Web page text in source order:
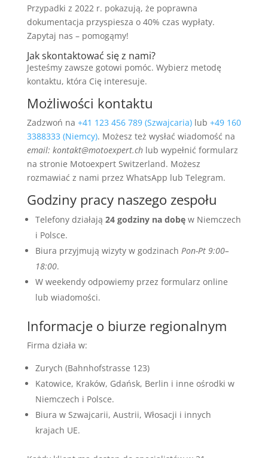
Przypadki z 2022 r. pokazują, że poprawna
dokumentacja przyspiesza o 40% czas wypłaty.
Zapytaj nas – pomogąmy!
Jak skontaktować się z nami?
Jesteśmy zawsze gotowi pomóc. Wybierz metodę
kontaktu, która Cię interesuje.
Możliwości kontaktu
Zadzwoń na +41 123 456 789 (Szwajcaria)lub +49 160
3388333 (Niemcy). Możesz też wysłać wiadomość na
email: kontakt@motoexpert.chlub wypełnić formularz
na stronie Motoexpert Switzerland. Możesz
rozmawiać z nami przez WhatsApp lub Telegram.
Godziny pracy naszego zespołu
Telefony działają 24 godziny na dobęw Niemczech
i Polsce.
Biura przyjmują wizyty w godzinach Pon-Pt 9:00–
18:00.
W weekendy odpowiemy przez formularz online
lub wiadomości.
Informacje o biurze regionalnym
Firma działa w:
Zurych (Bahnhofstrasse 123)
Katowice, Kraków, Gdańsk, Berlin i inne ośrodki w
Niemczech i Polsce.
Biura w Szwajcarii, Austrii, Włosacji i innych
krajach UE.